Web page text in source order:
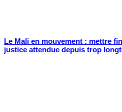
Le Mali en mouvement : mettre
justice attendue depuis trop